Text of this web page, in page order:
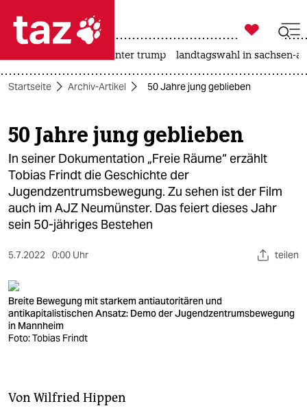
 taz zahl ich
taz zahl ich
themen
politik
öko
gesellschaft
kultur
sport
berlin
nord
verlag

taz zahl ich
usa unter trump landtagswahl in sachsen-
Startseite Archiv-Artikel 50 Jahre jung geblieben
50 Jahre jung geblieben
In seiner Dokumentation „Freie Räume“ erzählt
Tobias Frindt die Geschichte der
Jugendzentrumsbewegung. Zu sehen ist der Film
auch im AJZ Neumünster. Das feiert dieses Jahr
sein 50-jähriges Bestehen
5.7.2022 0:00 Uhr teilen
Breite Bewegung mit starkem antiautoritären und
antikapitalistischen An­satz: De­mo der Jugendzentrumsbewegung
in Mannheim
Foto: Tobias Frindt
Von Wilfried Hippen